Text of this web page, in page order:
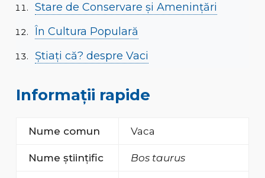
Stare de Conservare și Amenințări
În Cultura Populară
Știați că? despre Vaci
Informații rapide
Nume comun Vaca
Nume științific Bos taurus